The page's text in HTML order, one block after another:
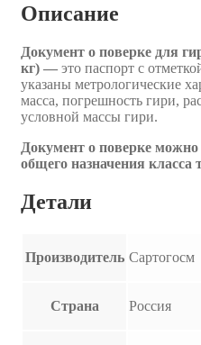
Описание
Документ о поверке для
кг) — это паспорт с
указаны метрологические
масса, погрешность гири,
условной массы гири.
Документ о поверке можно
общего назначения класса
Детали
Производитель Сартогосм
Страна Россия